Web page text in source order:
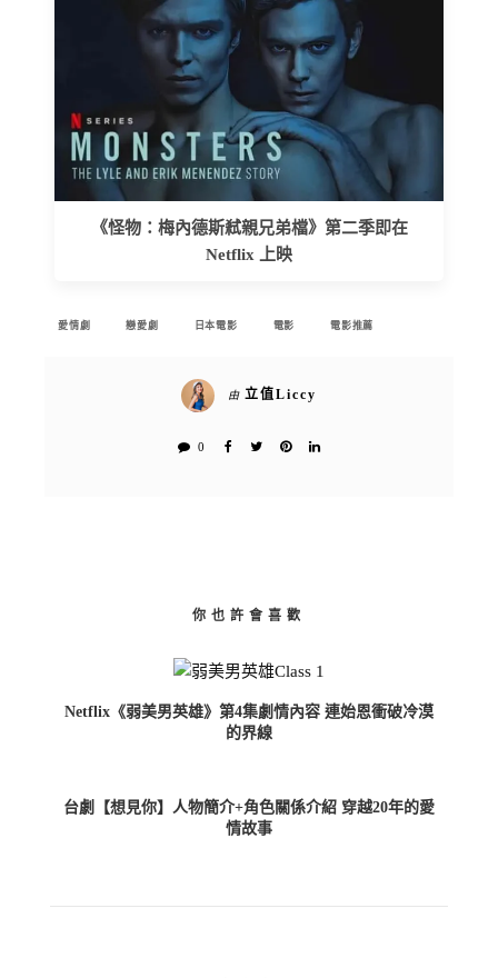
《怪物：梅內德斯弒親兄弟檔》第二季即在
Netflix 上映
愛情劇 戀愛劇 日本電影 電影 電影推薦
由 立值Liccy
0
你也許會喜歡
Netflix《弱美男英雄》第4集劇情內容 連始恩衝破冷漠
的界線
台劇【想見你】人物簡介+角色關係介紹 穿越20年的愛
情故事